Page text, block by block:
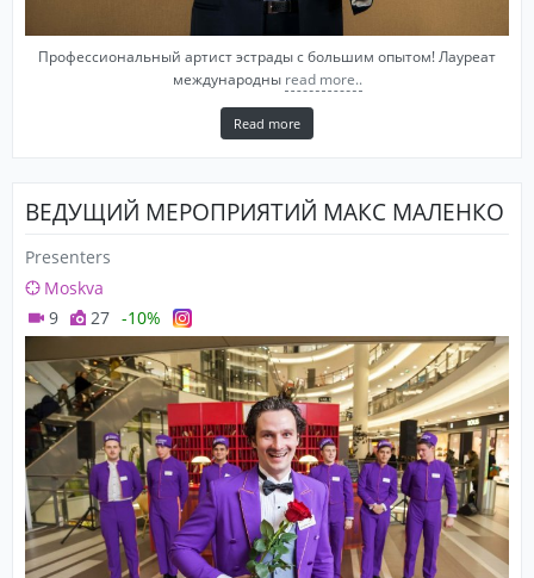
Профессиональный артист эстрады с большим опытом! Лауреат
международны read more..
Read more
ВЕДУЩИЙ МЕРОПРИЯТИЙ МАКС МАЛЕНКО
Presenters
Moskva
9
27 -10%